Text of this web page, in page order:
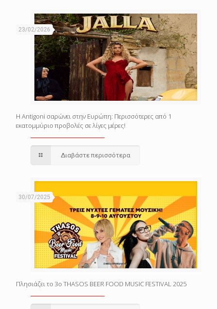
23/02/2026
Η Antigoni σαρώνει στην Ευρώπη: Περισσότερες από 1
εκατομμύριο προβολές σε λίγες μέρες!
Διαβάστε περισσότερα
30/07/2025
Πλησιάζει το 3o THASOS BEER FOOD MUSIC FESTIVAL 2025